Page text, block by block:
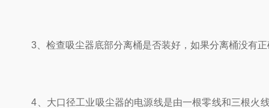
3、检查吸尘器底部分离桶是否装好，如果分离桶没有正
4、大口径工业吸尘器的电源线是由一根零线和三根火线